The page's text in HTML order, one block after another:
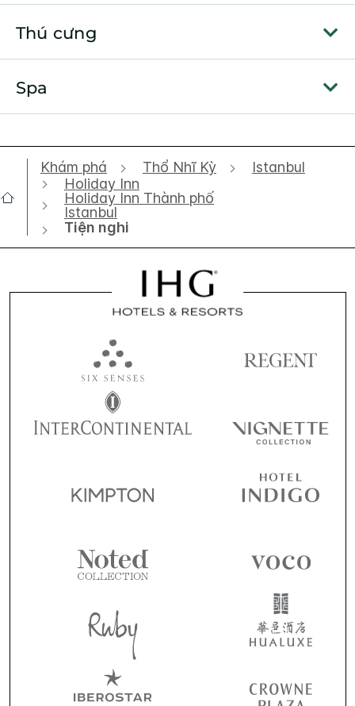
Thú cưng
Spa
Khám phá Thổ Nhĩ Kỳ
Istanbul
Holiday Inn
Holiday Inn Thành phố
Istanbul
Tiện nghi